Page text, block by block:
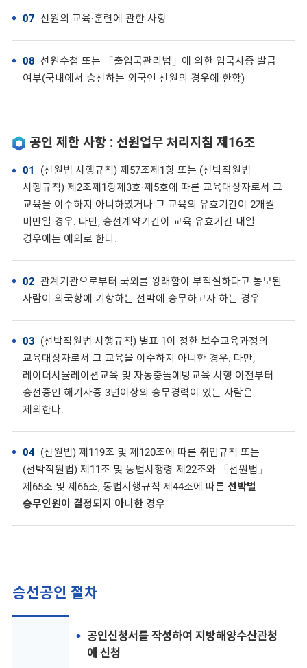
07 선원의 교육·훈련에 관한 사항
08 선원수첩 또는 「출입국관리법」에 의한 입국사증 발급
여부(국내에서 승선하는 외국인 선원의 경우에 한함)
공인 제한 사항 : 선원업무 처리지침 제16조
01
(선원법 시행규칙) 제57조제1항 또는 (선박직원법
시행규칙) 제2조제1항제3호·제5호에 따른 교육대상자로서 그
교육을 이수하지 아니하였거나 그 교육의 유효기간이 2개월
미만일 경우. 다만, 승선계약기간이 교육 유효기간 내일
경우에는 예외로 한다.
02 관계기관으로부터 국외를 왕래함이 부적절하다고 통보된
사람이 외국항에 기항하는 선박에 승무하고자 하는 경우
03 (선박직원법 시행규칙) 별표 1이 정한 보수교육과정의
교육대상자로서 그 교육을 이수하지 아니한 경우. 다만,
레이더시뮬레이션교육 및 자동충돌예방교육 시행 이전부터
승선중인 해기사중 3년이상의 승무경력이 있는 사람은
제외한다.
04(선원법) 제119조 및 제120조에 따른 취업규칙 또는
(선박직원법) 제11조 및 동법시행령 제22조와 「선원법」
제65조 및 제66조, 동법시행규칙 제44조에 따른 선박별
승무인원이 결정되지 아니한 경우
승선공인 절차
공인신청서를 작성하여 지방해양수산관청
에 신청